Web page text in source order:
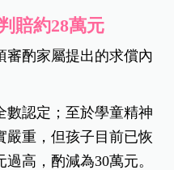
賠約28萬元
審酌家屬提出的求償內
數認定；至於學童精神
嚴重，但孩子目前已恢
高，酌減為30萬元。